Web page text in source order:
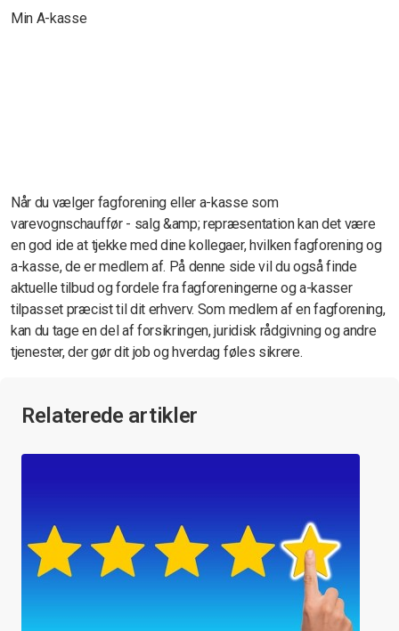
Min A-kasse
Når du vælger fagforening eller a-kasse som
varevognschauffør - salg &amp; repræsentation kan det være
en god ide at tjekke med dine kollegaer, hvilken fagforening og
a-kasse, de er medlem af. På denne side vil du også finde
aktuelle tilbud og fordele fra fagforeningerne og a-kasser
tilpasset præcist til dit erhverv. Som medlem af en fagforening,
kan du tage en del af forsikringen, juridisk rådgivning og andre
tjenester, der gør dit job og hverdag føles sikrere.
Relaterede artikler